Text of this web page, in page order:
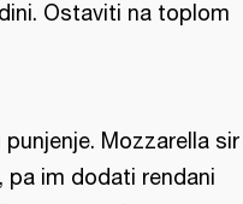
Ostaviti na toplom
Mozzarella sir
pa im dodati rendani